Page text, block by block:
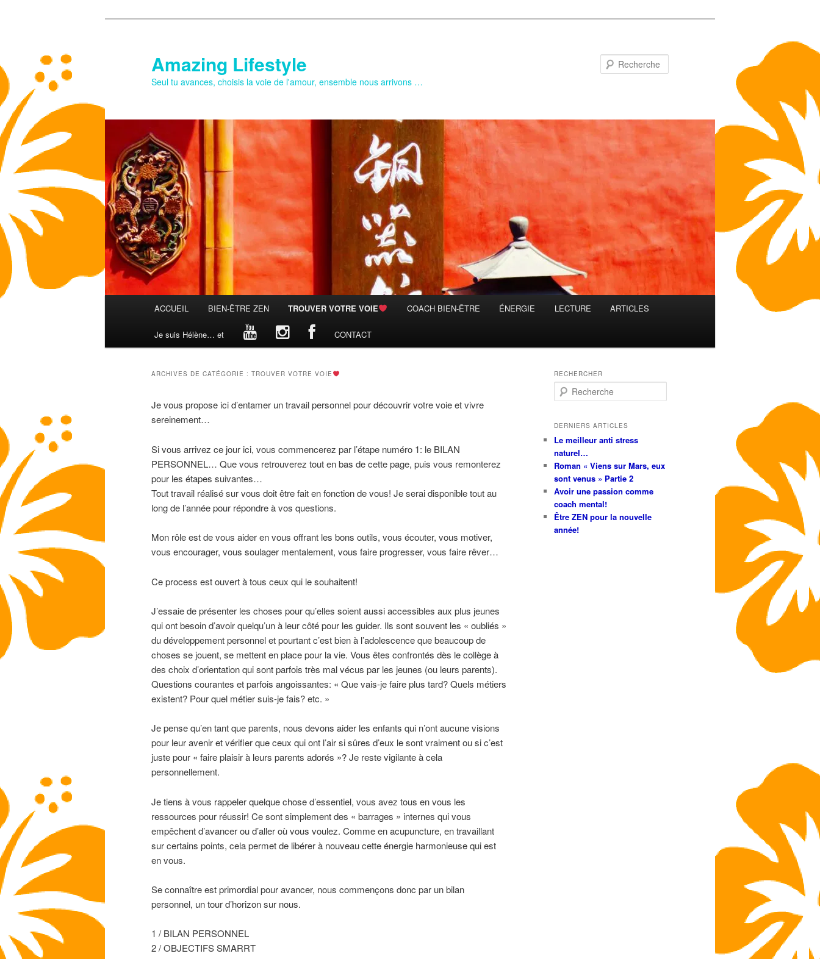
contenu
principal
contenu
secondaire
Amazing Lifestyle
Seul tu avances, choisis la voie de l'amour, ensemble nous arrivons …
ACCUEIL BIEN-ÊTRE ZEN TROUVER VOTRE VOIE COACH BIEN-ÊTRE ÉNERGIE LECTURE ARTICLES
Je suis Hélène… et CONTACT
ARCHIVES DE CATÉGORIE : TROUVER VOTRE VOIE
Je vous propose ici d’entamer un travail personnel pour découvrir votre voie et vivre
sereinement…
Si vous arrivez ce jour ici, vous commencerez par l’étape numéro 1: le BILAN
PERSONNEL… Que vous retrouverez tout en bas de cette page, puis vous remonterez
pour les étapes suivantes…
Tout travail réalisé sur vous doit être fait en fonction de vous! Je serai disponible tout au
long de l’année pour répondre à vos questions.
Mon rôle est de vous aider en vous offrant les bons outils, vous écouter, vous motiver,
vous encourager, vous soulager mentalement, vous faire progresser, vous faire rêver…
Ce process est ouvert à tous ceux qui le souhaitent!
J’essaie de présenter les choses pour qu’elles soient aussi accessibles aux plus jeunes
qui ont besoin d’avoir quelqu’un à leur côté pour les guider. Ils sont souvent les « oubliés »
du développement personnel et pourtant c’est bien à l’adolescence que beaucoup de
choses se jouent, se mettent en place pour la vie. Vous êtes confrontés dès le collège à
des choix d’orientation qui sont parfois très mal vécus par les jeunes (ou leurs parents).
Questions courantes et parfois angoissantes: « Que vais-je faire plus tard? Quels métiers
existent? Pour quel métier suis-je fais? etc. »
Je pense qu’en tant que parents, nous devons aider les enfants qui n’ont aucune visions
pour leur avenir et vérifier que ceux qui ont l’air si sûres d’eux le sont vraiment ou si c’est
juste pour « faire plaisir à leurs parents adorés »? Je reste vigilante à cela
personnellement.
Je tiens à vous rappeler quelque chose d’essentiel, vous avez tous en vous les
ressources pour réussir! Ce sont simplement des « barrages » internes qui vous
empêchent d’avancer ou d’aller où vous voulez. Comme en acupuncture, en travaillant
sur certains points, cela permet de libérer à nouveau cette énergie harmonieuse qui est
en vous.
Se connaître est primordial pour avancer, nous commençons donc par un bilan
personnel, un tour d’horizon sur nous.
1 / BILAN PERSONNEL
2 / OBJECTIFS SMARRT
RECHERCHER
e
h
r
c
h
e
DERNIERS ARTICLES
Le meilleur anti stress
naturel…
Roman « Viens sur Mars, eux
sont venus » Partie 2
Avoir une passion comme
coach mental!
Être ZEN pour la nouvelle
année!